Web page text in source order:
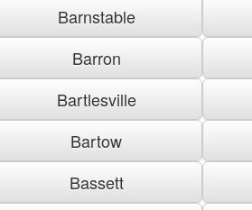
Barnstable
Barron
Bartlesville
Bartow
Bassett